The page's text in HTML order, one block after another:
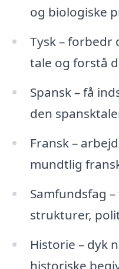
og biologiske
Tysk –
tale og forstå
Spansk – få
den
Fransk –
mundtlig
Samfundsfag
strukturer,
Historie – dyk
historiske